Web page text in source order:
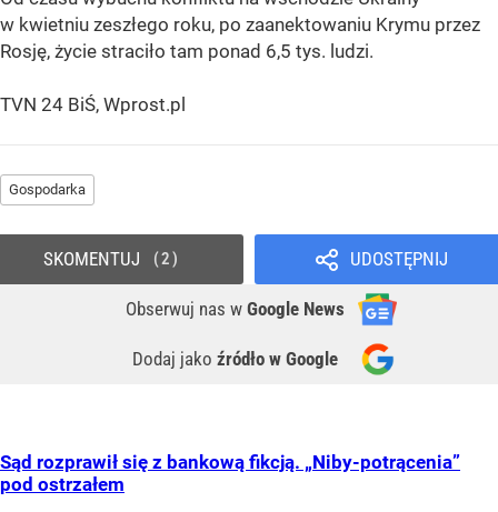
w kwietniu zeszłego roku, po zaanektowaniu Krymu przez
Rosję, życie straciło tam ponad 6,5 tys. ludzi.
TVN 24 BiŚ, Wprost.pl
Gospodarka
UDOSTĘPNIJ
Obserwuj nas w Google News
Dodaj jako źródło w Google
SKOMENTUJ 2
Sąd rozprawił się z bankową fikcją. „Niby-potrącenia”
pod ostrzałem